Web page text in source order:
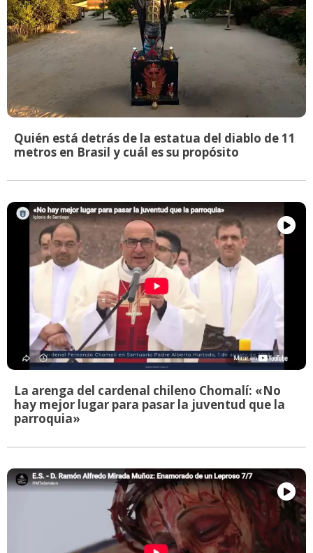
Quién está detrás de la estatua del diablo de 11
metros en Brasil y cuál es su propósito
La arenga del cardenal chileno Chomalí: «No
hay mejor lugar para pasar la juventud que la
parroquia»